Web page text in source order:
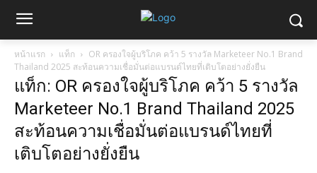
หน้าแรก แท็ก
OR ครองใจผู้บริโภค คว้า 5 รางวัล Marketeer No.1 Brand
Thailand 2025 สะท้อนความเชื่อมั่นต่อแบรนด์ไทยที่เติบโตอย่างยั่งยืน
แท็ก: OR ครองใจผู้บริโภค คว้า 5 รางวัล
Marketeer No.1 Brand Thailand 2025
สะท้อนความเชื่อมั่นต่อแบรนด์ไทยที่
เติบโตอย่างยั่งยืน